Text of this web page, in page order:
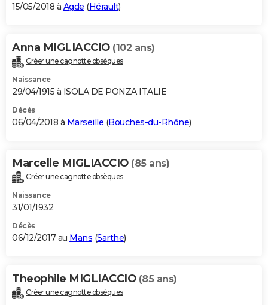
15/05/2018 à Agde (Hérault)
Anna MIGLIACCIO (102 ans)
Créer une cagnotte obsèques
Naissance
29/04/1915 à ISOLA DE PONZA ITALIE
Décès
06/04/2018 à Marseille (Bouches-du-Rhône)
Marcelle MIGLIACCIO (85 ans)
Créer une cagnotte obsèques
Naissance
31/01/1932
Décès
06/12/2017 au Mans (Sarthe)
Theophile MIGLIACCIO (85 ans)
Créer une cagnotte obsèques